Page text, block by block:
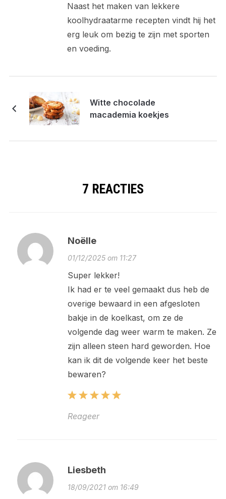
Naast het maken van lekkere
koolhydraatarme recepten vindt hij het
erg leuk om bezig te zijn met sporten
en voeding.
Witte chocolade
macademia koekjes
7 REACTIES
Noëlle
01/12/2025 om 11:27
Super lekker!
Ik had er te veel gemaakt dus heb de
overige bewaard in een afgesloten
bakje in de koelkast, om ze de
volgende dag weer warm te maken. Ze
zijn alleen steen hard geworden. Hoe
kan ik dit de volgende keer het beste
bewaren?
Reageer
Liesbeth
18/09/2021 om 16:49